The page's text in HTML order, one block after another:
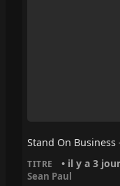
TITRE • il y a 3
Sean Paul